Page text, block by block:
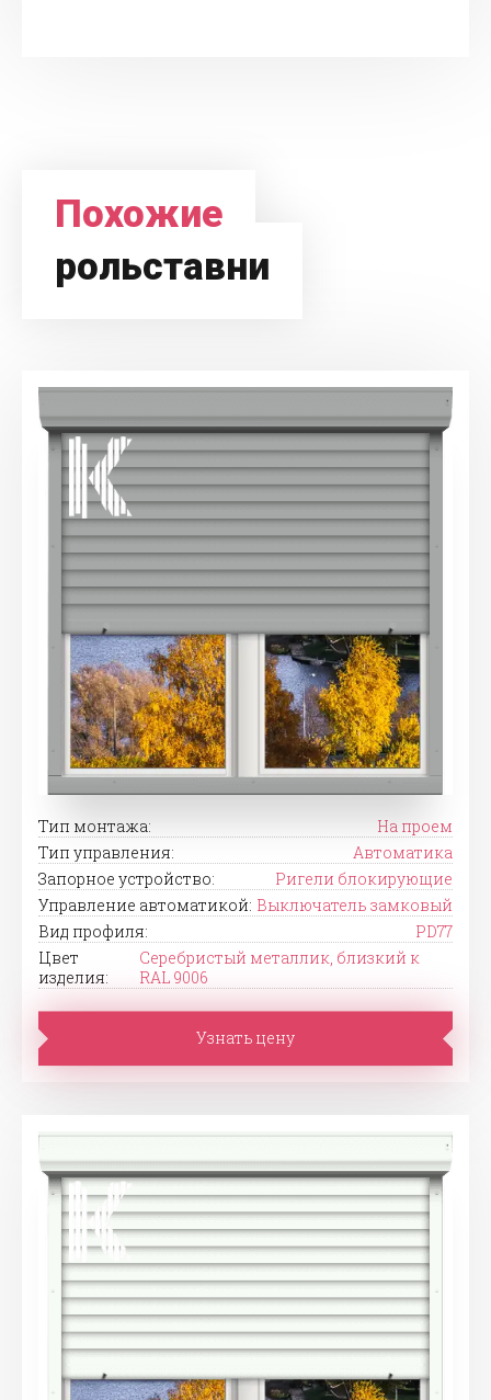
Похожие
рольставни
Тип монтажа:
На проем
Тип управления:
Автоматика
Запорное устройство:
Ригели блокирующие
Управление автоматикой: Выключатель замковый
Вид профиля:
PD77
Цвет
изделия:
Серебристый металлик, близкий к
RAL 9006
Узнать цену